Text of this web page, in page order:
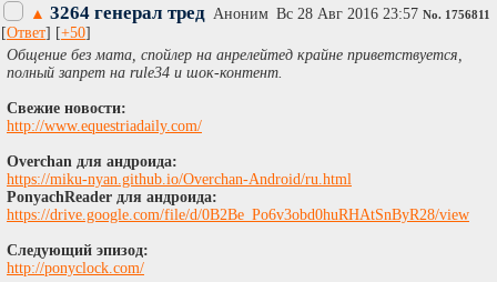
▲ 3264 генерал тред Аноним Вc 28 Авг 2016 23:57 No. 1756811
[Ответ] [+50]
Общение без мата, спойлер на анрелейтед крайне приветствуется,
полный запрет на rule34 и шок-контент.
Свежие новости:
http://www.equestriadaily.com/
Overchan для андроида:
https://miku-nyan.github.io/Overchan-Android/ru.html
PonyachReader для андроида:
https://drive.google.com/file/d/0B2Be_Po6v3obd0huRHAtSnByR28/view
Следующий эпизод:
http://ponyclock.com/